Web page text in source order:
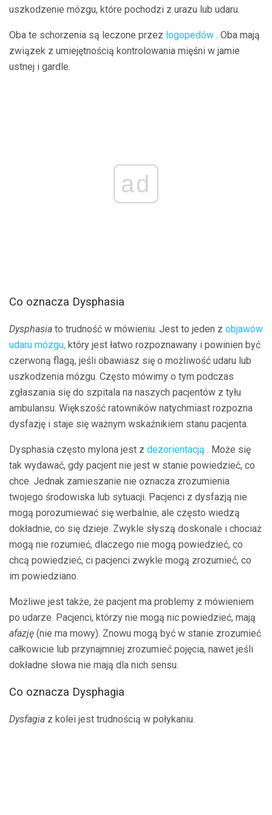
uszkodzenie mózgu, które pochodzi z urazu lub udaru.
Oba te schorzenia są leczone przez logopedów . Oba mają
związek z umiejętnością kontrolowania mięśni w jamie
ustnej i gardle.
ad
Co oznacza Dysphasia
Dysphasia to trudność w mówieniu. Jest to jeden z objawów
udaru mózgu, który jest łatwo rozpoznawany i powinien być
czerwoną flagą, jeśli obawiasz się o możliwość udaru lub
uszkodzenia mózgu. Często mówimy o tym podczas
zgłaszania się do szpitala na naszych pacjentów z tyłu
ambulansu. Większość ratowników natychmiast rozpozna
dysfazję i staje się ważnym wskaźnikiem stanu pacjenta.
Dysphasia często mylona jest z dezorientacją . Może się
tak wydawać, gdy pacjent nie jest w stanie powiedzieć, co
chce. Jednak zamieszanie nie oznacza zrozumienia
twojego środowiska lub sytuacji. Pacjenci z dysfazją nie
mogą porozumiewać się werbalnie, ale często wiedzą
dokładnie, co się dzieje. Zwykle słyszą doskonale i chociaż
mogą nie rozumieć, dlaczego nie mogą powiedzieć, co
chcą powiedzieć, ci pacjenci zwykle mogą zrozumieć, co
im powiedziano.
Możliwe jest także, że pacjent ma problemy z mówieniem
po udarze. Pacjenci, którzy nie mogą nic powiedzieć, mają
afazję (nie ma mowy). Znowu mogą być w stanie zrozumieć
całkowicie lub przynajmniej zrozumieć pojęcia, nawet jeśli
dokładne słowa nie mają dla nich sensu.
Co oznacza Dysphagia
Dysfagia z kolei jest trudnością w połykaniu.